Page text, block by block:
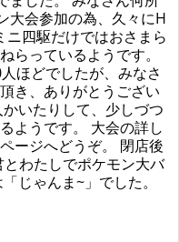
大会参加の為、久々にH
四駆だけではおさまら
らっているようです。
ほどでしたが、みなさ
き、ありがとうござい
いたりして、少しづつ
ようです。 大会の詳し
ージへどうぞ。 閉店後
わたしでポケモン大バ
じゃんま~」でした。